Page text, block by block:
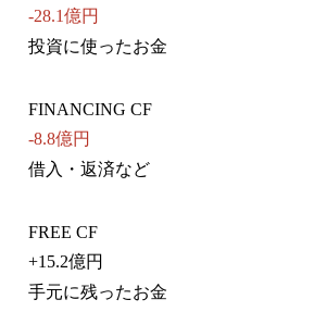
-28.1億円
投資に使ったお金
FINANCING CF
-8.8億円
借入・返済など
FREE CF
+15.2億円
手元に残ったお金